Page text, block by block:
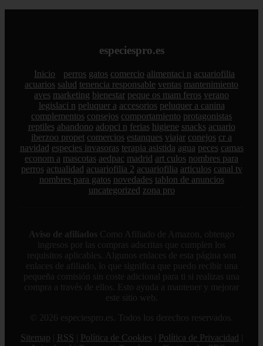
especiespro.es
Inicio perros gatos comercio alimentaci n acuariofilia
acuarios salud tenencia responsable ventas mantenimiento
aves marketing bienestar peque os mam feros verano
legislaci n peluquer a accesorios peluquer a canina
complementos consejos comportamiento protagonistas
reptiles abandono adopci n ferias higiene snacks acuario
iberzoo propet comercios estanques viajar conejos cr a
navidad especies invasoras terapia asistida agua peces camas
econom a mascotas aedpac madrid art culos nombres para
perros actualidad acuariofilia 2 acuariofilia articulos canal tv
nombres para gatos novedades tablon de anuncios
uncategorized zona pro
Aviso de afiliados Como Afiliado de Amazon, obtengo
ingresos por las compras adscritas que cumplen los
requisitos aplicables. Algunos enlaces de esta página son
enlaces de afiliado, lo que significa que puedo recibir una
pequeña comisión sin coste adicional para ti si realizas una
compra a través de ellos. Esto ayuda a mantener y mejorar
este sitio web.
© 2026 especiespro.es. Todos los derechos reservados.
Sitemap
RSS Política de Cookies Política de Privacidad